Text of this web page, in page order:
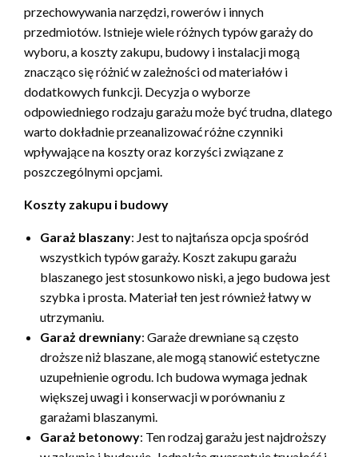
przechowywania narzędzi, rowerów i innych
przedmiotów. Istnieje wiele różnych typów garaży do
wyboru, a koszty zakupu, budowy i instalacji mogą
znacząco się różnić w zależności od materiałów i
dodatkowych funkcji. Decyzja o wyborze
odpowiedniego rodzaju garażu może być trudna, dlatego
warto dokładnie przeanalizować różne czynniki
wpływające na koszty oraz korzyści związane z
poszczególnymi opcjami.
Koszty zakupu i budowy
Garaż blaszany: Jest to najtańsza opcja spośród
wszystkich typów garaży. Koszt zakupu garażu
blaszanego jest stosunkowo niski, a jego budowa jest
szybka i prosta. Materiał ten jest również łatwy w
utrzymaniu.
Garaż drewniany: Garaże drewniane są często
droższe niż blaszane, ale mogą stanowić estetyczne
uzupełnienie ogrodu. Ich budowa wymaga jednak
większej uwagi i konserwacji w porównaniu z
garażami blaszanymi.
Garaż betonowy: Ten rodzaj garażu jest najdroższy